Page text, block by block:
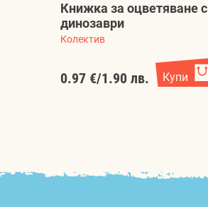
Книжка за оцветяване с
динозаври
Колектив
0.97 €/1.90 лв. Купи